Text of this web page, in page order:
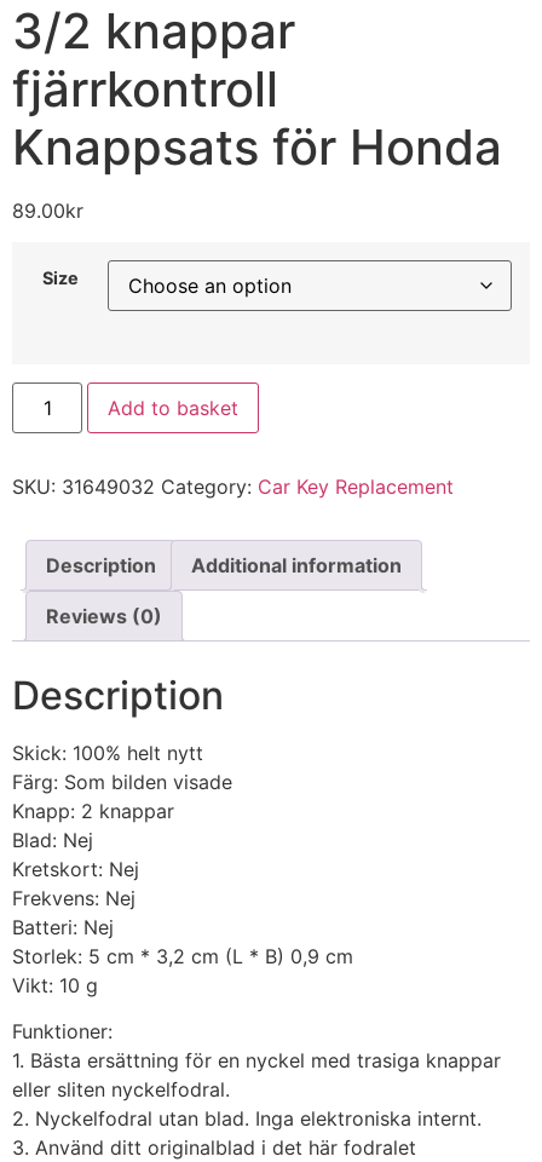
3/2 knappar
fjärrkontroll
Knappsats för Honda
89.00kr
Size
Add to basket
SKU: 31649032 Category: Car Key Replacement
Description Additional information
Reviews (0)
Description
Skick: 100% helt nytt
Färg: Som bilden visade
Knapp: 2 knappar
Blad: Nej
Kretskort: Nej
Frekvens: Nej
Batteri: Nej
Storlek: 5 cm * 3,2 cm (L * B) 0,9 cm
Vikt: 10 g
Funktioner:
1. Bästa ersättning för en nyckel med trasiga knappar
eller sliten nyckelfodral.
2. Nyckelfodral utan blad. Inga elektroniska internt.
3. Använd ditt originalblad i det här fodralet